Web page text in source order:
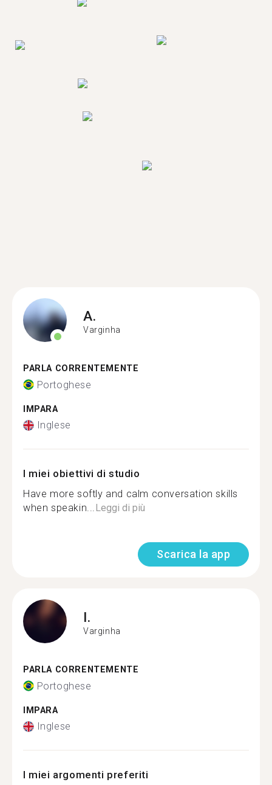
A.
Varginha
PARLA CORRENTEMENTE
Portoghese
IMPARA
Inglese
I miei obiettivi di studio
Have more softly and calm conversation skills
when speakin...Leggi di più
Scarica la app
I.
Varginha
PARLA CORRENTEMENTE
Portoghese
IMPARA
Inglese
I miei argomenti preferiti